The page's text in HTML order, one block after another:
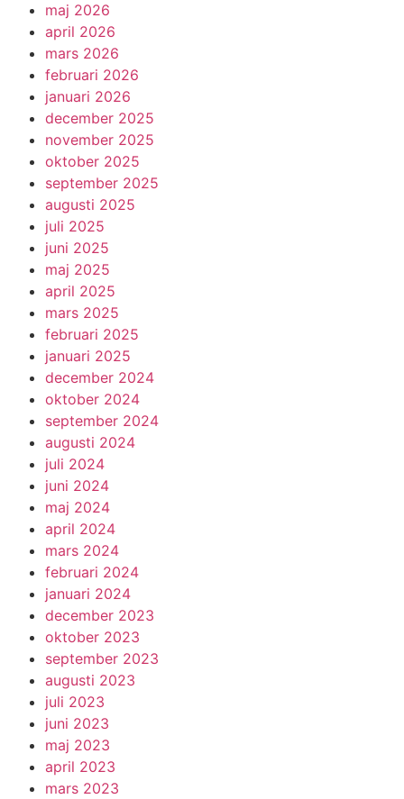
maj 2026
april 2026
mars 2026
februari 2026
januari 2026
december 2025
november 2025
oktober 2025
september 2025
augusti 2025
juli 2025
juni 2025
maj 2025
april 2025
mars 2025
februari 2025
januari 2025
december 2024
oktober 2024
september 2024
augusti 2024
juli 2024
juni 2024
maj 2024
april 2024
mars 2024
februari 2024
januari 2024
december 2023
oktober 2023
september 2023
augusti 2023
juli 2023
juni 2023
maj 2023
april 2023
mars 2023